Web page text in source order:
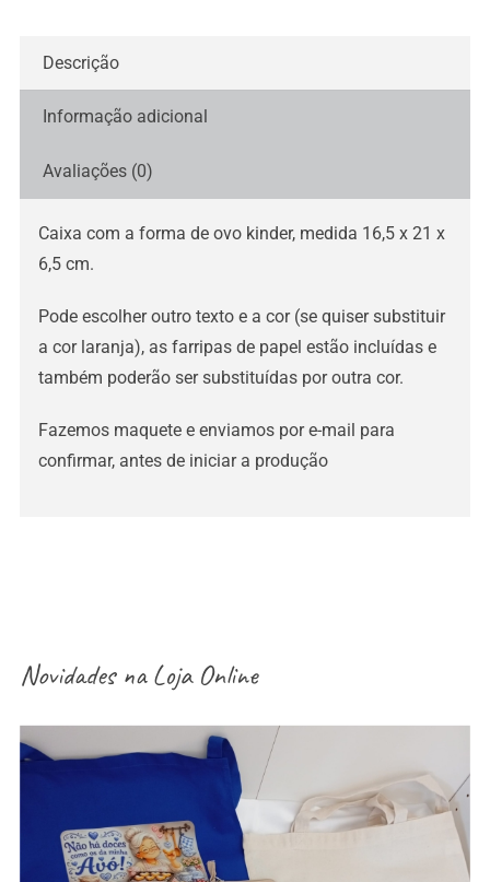
Descrição
Informação adicional
Avaliações (0)
Caixa com a forma de ovo kinder, medida 16,5 x 21 x
6,5 cm.
Pode escolher outro texto e a cor (se quiser substituir
a cor laranja), as farripas de papel estão incluídas e
também poderão ser substituídas por outra cor.
Fazemos maquete e enviamos por e-mail para
confirmar, antes de iniciar a produção
Novidades naLoja Online